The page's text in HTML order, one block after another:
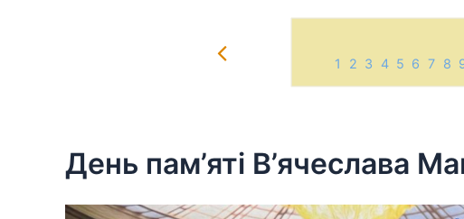
1
2 3 4 5 6 7 8
День пам’яті В’ячеслава